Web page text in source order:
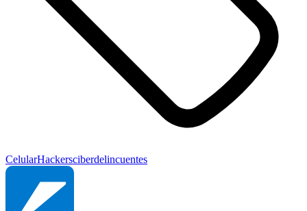
CelularHackersciberdelincuentes